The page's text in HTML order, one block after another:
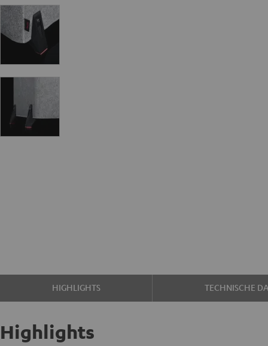
HIGHLIGHTS TECHNISCHE
Highlights